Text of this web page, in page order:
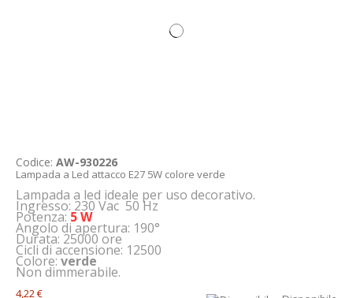
Codice: AW-930226
Lampada a Led attacco E27 5W colore verde
Lampada a led ideale per uso decorativo.
Ingresso: 230 Vac 50 Hz
Potenza:5 W
Angolo di apertura: 190°
Durata: 25000 ore
Cicli di accensione: 12500
Colore:verde
Non dimmerabile.
4,22 €